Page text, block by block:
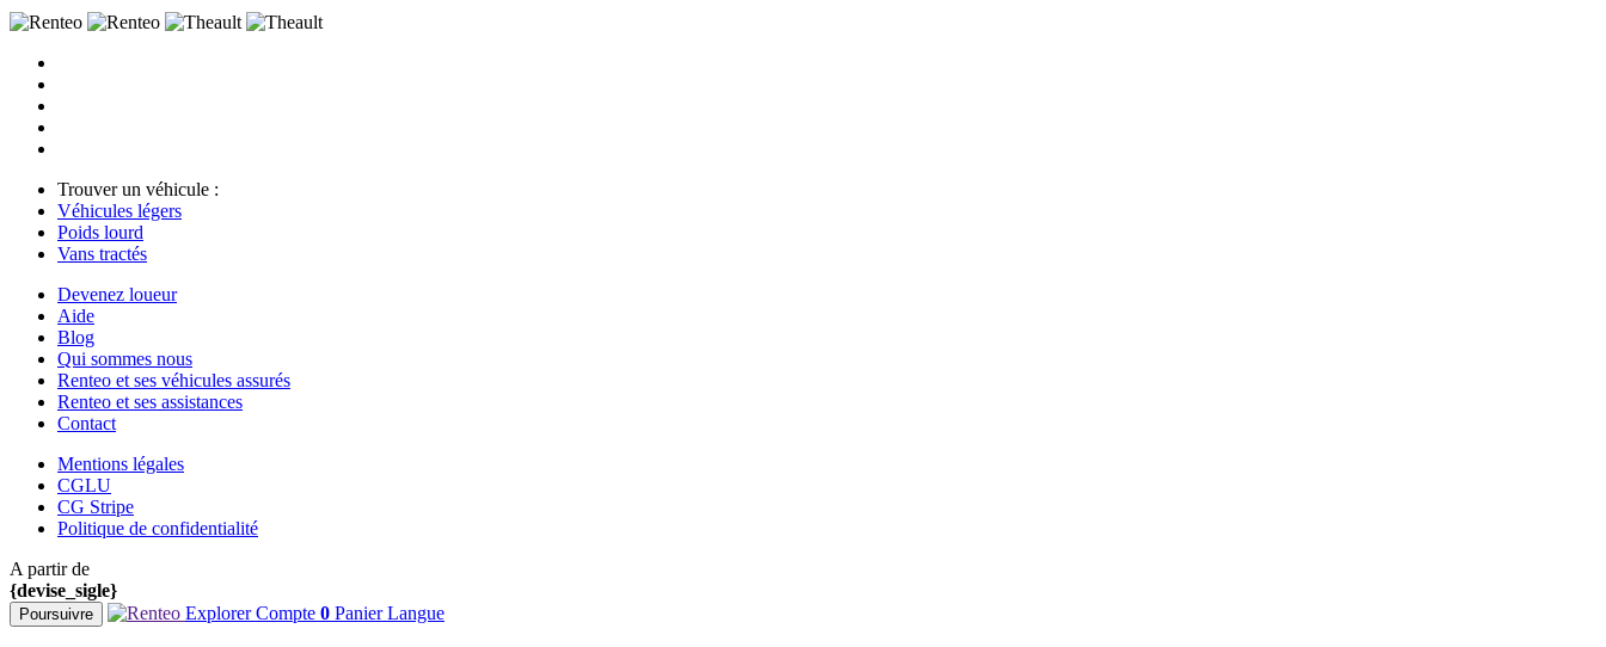
Trouver un véhicule :
Véhicules légers
Poids lourd
Vans tractés
Devenez loueur
Aide
Blog
Qui sommes nous
Renteo et ses véhicules assurés
Renteo et ses assistances
Contact
Mentions légales
CGLU
CG Stripe
Politique de confidentialité
A partir de
{devise_sigle}
Poursuivre ExplorerCompte 0 PanierLangue